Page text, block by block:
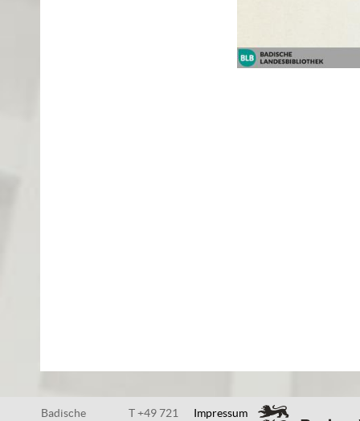
Badische
T +49 721
Impressum